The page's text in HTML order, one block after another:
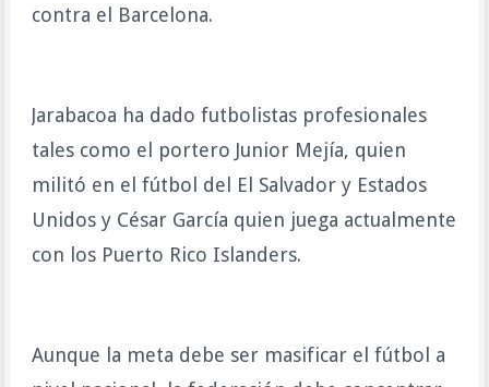
contra el Barcelona.
Jarabacoa ha dado futbolistas profesionales
tales como el portero Junior Mejía, quien
militó en el fútbol del El Salvador y Estados
Unidos y César García quien juega actualmente
con los Puerto Rico Islanders.
Aunque la meta debe ser masificar el fútbol a